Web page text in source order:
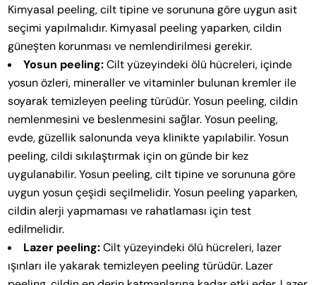
Kimyasal peeling, cilt tipine ve sorununa göre uygun asit
seçimi yapılmalıdır. Kimyasal peeling yaparken, cildin
güneşten korunması ve nemlendirilmesi gerekir.
Yosun peeling:Cilt yüzeyindeki ölü hücreleri, içinde
yosun özleri, mineraller ve vitaminler bulunan kremler ile
soyarak temizleyen peeling türüdür. Yosun peeling, cildin
nemlenmesini ve beslenmesini sağlar. Yosun peeling,
evde, güzellik salonunda veya klinikte yapılabilir. Yosun
peeling, cildi sıkılaştırmak için on günde bir kez
uygulanabilir. Yosun peeling, cilt tipine ve sorununa göre
uygun yosun çeşidi seçilmelidir. Yosun peeling yaparken,
cildin alerji yapmaması ve rahatlaması için test
edilmelidir.
Lazer peeling:Cilt yüzeyindeki ölü hücreleri, lazer
ışınları ile yakarak temizleyen peeling türüdür. Lazer